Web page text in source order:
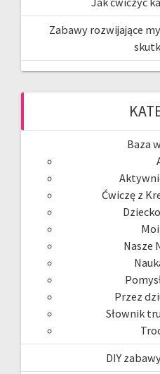
Zabawy rozwijające
Baza
Ćwiczę z
Nasze
Przez
Słownik
DIY